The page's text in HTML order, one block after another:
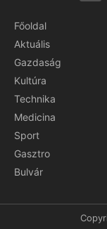
Főoldal
Aktuális
Gazdaság
Kultúra
Technika
Medicina
Sport
Gasztro
Bulvár